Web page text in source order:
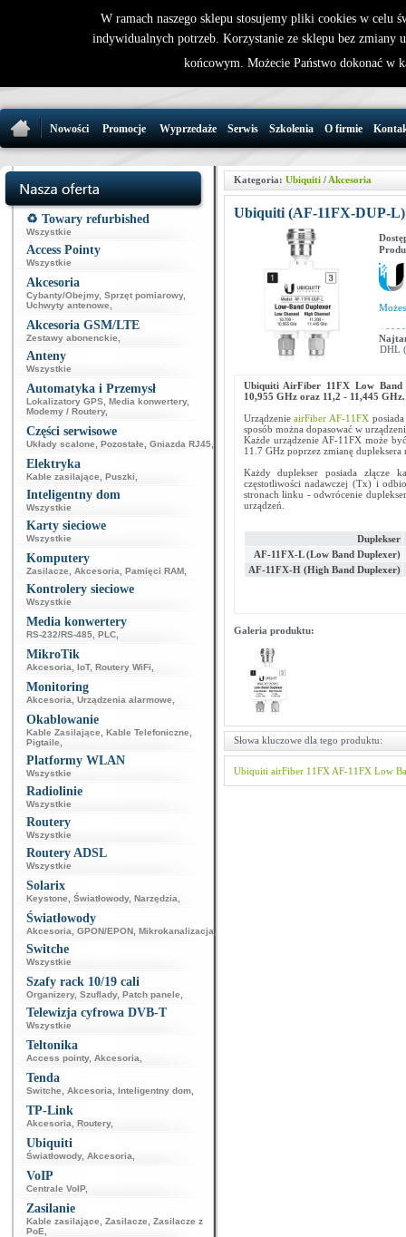
32 721 86
Nowości Promocje Wyprzedaże Serwis Szkolenia O firmie
♻️ Towary refurbished
Wszystkie
Access Pointy
Wszystkie
Akcesoria
Cybanty/Obejmy, Sprzęt pomiarowy,
Uchwyty antenowe
Akcesoria GSM/LTE
Zestawy abonenckie
Anteny
Wszystkie
Automatyka i Przemysł
Lokalizatory GPS Media konwertery,
Modemy / Routery,
Części serwisowe
Układy scalone Pozostałe Gniazda RJ45
Elektryka
Kable zasilające Puszki
Inteligentny dom
Wszystkie
Karty sieciowe
Wszystkie
Komputery
Zasilacze Akcesoria Pamięci RAM
Kontrolery sieciowe
Wszystkie
Media konwertery
RS-232/RS-485 PLC
MikroTik
Akcesoria IoT, Routery WiFi
Monitoring
Akcesoria Urządzenia alarmowe
Okablowanie
Kable Zasilające Kable Telefoniczne
Pigtaile
Platformy WLAN
Wszystkie
Radiolinie
Wszystkie
Routery
Wszystkie
Routery ADSL
Wszystkie
Solarix
Keystone Światłowody, Narzędzia
Światłowody
Akcesoria GPON/EPON Mikrokanalizacja
Switche
Wszystkie
Szafy rack 10/19 cali
Organizery, Szuflady, Patch panele
Telewizja cyfrowa DVB-T
Wszystkie
Teltonika
Access pointy, Akcesoria
Tenda
Switche Akcesoria Inteligentny dom
TP-Link
Akcesoria Routery,
Ubiquiti
Światłowody, Akcesoria
VoIP
Centrale VoIP,
Zasilanie
Kable zasilające Zasilacze
Zasilacze z
PoE
Kategoria: Ubiquiti/ Akcesoria
Ubiquiti (AF-11FX-DUP-
DHL
Ubiquiti AirFiber 11FX Low Band
10,955 GHz oraz 11,2 - 11,445 GHz.
UrządzenieairFiber AF-11FX
sposób można dopasować w
Każde urządzenie AF-11FX może
11.7 GHz poprzez zmianę
Każdy duplekser posiada złącze
częstotliwości nadawczej (Tx) i
stronach linku - odwrócenie
urządzeń.
Duplekser
AF-11FX-L (Low Band Duplexer)
AF-11FX-H (High Band Duplexer)
Galeria produktu:
Słowa kluczowe dla tego produktu:
Ubiquiti airFiber 11FX AF-11FX Low
W ramach naszego sklepu stosujemy pliki cookies w celu
indywidualnych potrzeb. Korzystanie ze sklepu bez zmiany
końcowym. Możecie Państwo dokonać w